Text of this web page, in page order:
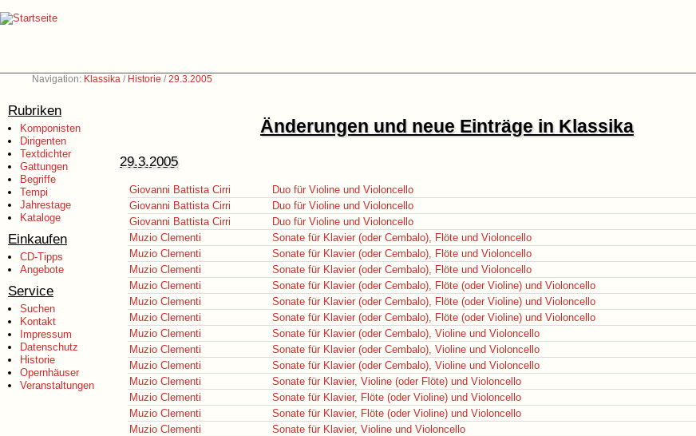
Navigation: Klassika / Historie /29.3.2005
Rubriken
Komponisten
Dirigenten
Textdichter
Gattungen
Begriffe
Tempi
Jahrestage
Kataloge
Einkaufen
CD-Tipps
Angebote
Service
Suchen
Kontakt
Impressum
Datenschutz
Historie
Opernhäuser
Veranstaltungen
Änderungen und neue Einträge in Klassika
29.3.2005
Giovanni Battista Cirri Duo für Violine und Violoncello
Giovanni Battista Cirri
Duo für Violine und Violoncello
Giovanni Battista Cirri
Duo für Violine und Violoncello
Muzio Clementi
Sonate für Klavier (oder Cembalo), Flöte und Violoncello
Muzio Clementi
Sonate für Klavier (oder Cembalo), Flöte und Violoncello
Muzio Clementi
Sonate für Klavier (oder Cembalo), Flöte und Violoncello
Muzio Clementi
Sonate für Klavier (oder Cembalo), Flöte (oder Violine) und Violoncello
Muzio Clementi
Sonate für Klavier (oder Cembalo), Flöte (oder Violine) und Violoncello
Muzio Clementi
Sonate für Klavier (oder Cembalo), Flöte (oder Violine) und Violoncello
Muzio Clementi
Sonate für Klavier (oder Cembalo), Violine und Violoncello
Muzio Clementi
Sonate für Klavier (oder Cembalo), Violine und Violoncello
Muzio Clementi
Sonate für Klavier (oder Cembalo), Violine und Violoncello
Muzio Clementi
Sonate für Klavier, Violine (oder Flöte) und Violoncello
Muzio Clementi
Sonate für Klavier, Flöte (oder Violine) und Violoncello
Muzio Clementi
Sonate für Klavier, Flöte (oder Violine) und Violoncello
Muzio Clementi
Sonate für Klavier, Violine und Violoncello